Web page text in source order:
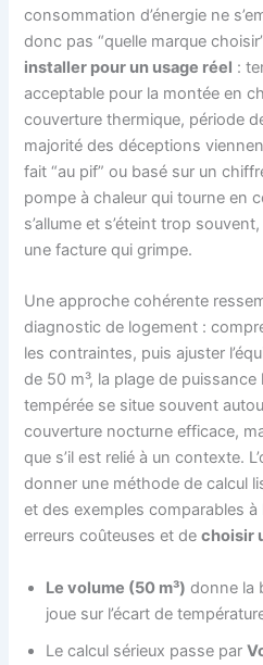
consommation d’énergie ne
donc pas “quelle marque
installer pour un usage réel :
acceptable pour la montée en
couverture thermique, période
majorité des déceptions
fait “au pif” ou basé sur un
pompe à chaleur qui tourne en
s’allume et s’éteint trop
une facture qui grimpe.
Une approche cohérente
diagnostic de logement :
les contraintes, puis ajuster
de 50 m³, la plage de
tempérée se situe souvent
couverture nocturne efficace,
que s’il est relié à un contexte.
donner une méthode de calcul
et des exemples comparables à
erreurs coûteuses et dechoisir
Le volume (50 m³) donne la
joue sur l’écart de
Le calcul sérieux passe par